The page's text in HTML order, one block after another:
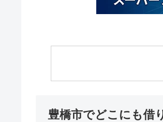
豊橋市でどこにも借